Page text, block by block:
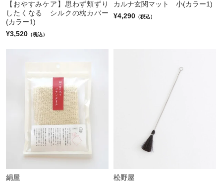
【おやすみケア】思わず頬ずり
したくなる シルクの枕カバー
(カラー1)
¥3,520 （税込）
カルナ玄関マット 小(カラー1)
¥4,290 （税込）
絹屋
松野屋